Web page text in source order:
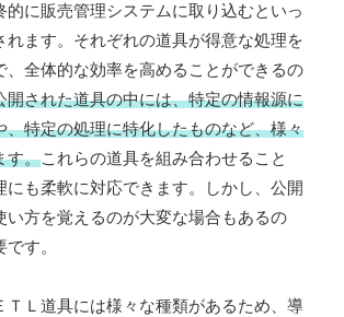
的に販売管理システムに取り込むといっ
れます。それぞれの道具が得意な処理を
、全体的な効率を高めることができるの
開された道具の中には、特定の情報源に
、特定の処理に特化したものなど、様々
す。これらの道具を組み合わせること
にも柔軟に対応できます。しかし、公開
い方を覚えるのが大変な場合もあるの
す。
ＴＬ道具には様々な種類があるため、導